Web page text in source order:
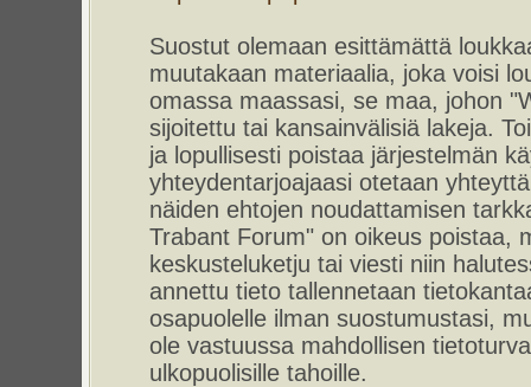
Suostut olemaan esittämättä
muutakaan materiaalia, joka voisi
omassa maassasi, se maa, johon
sijoitettu tai kansainvälisiä lakeja.
ja lopullisesti poistaa järjestelmän
yhteydentarjoajaasi otetaan
näiden ehtojen noudattamisen
Trabant Forum" on oikeus poistaa,
keskusteluketju tai viesti niin
annettu tieto tallennetaan
osapuolelle ilman suostumustasi,
ole vastuussa mahdollisen
ulkopuolisille tahoille.